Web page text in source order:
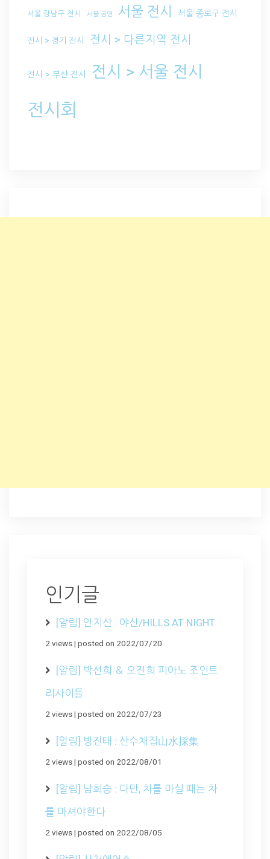
서울 강남구 전시 서울 공연 서울 전시 서울 종로구 전시
전시 > 경기 전시 전시 > 다른지역 전시
전시 > 부산 전시 전시 > 서울 전시
전시회
인기글
[알림] 안지산 : 야산/HILLS AT NIGHT
2 views| posted on 2022/07/20
[알림] 박선희 ＆ 오진희 피아노 조인트
리사이틀
2 views| posted on 2022/07/23
[알림] 방진태 : 산수채집山水採集
2 views| posted on 2022/08/01
[알림] 남희승 : 다만, 차를 마실 때는 차
를 마셔야한다
2 views| posted on 2022/08/05